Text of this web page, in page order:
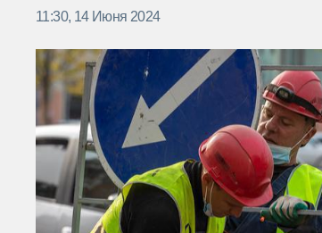
11:30, 14 Июня 2024